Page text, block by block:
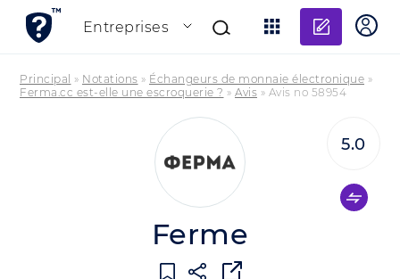
Entreprises
Principal » Notations » Échangeurs de monnaie électronique »
Ferma.cc est-elle une escroquerie ? » Avis » Avis no 58954
Ferme
5.0